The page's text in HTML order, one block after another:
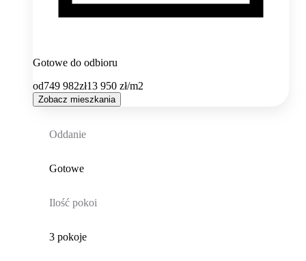
Gotowe do odbioru
od749 982zł13 950 zł/m2
Zobacz mieszkania
Oddanie
Gotowe
Ilość pokoi
3 pokoje